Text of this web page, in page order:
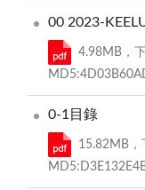
00 2023-
4.98MB，
0-1目錄
15.82MB，